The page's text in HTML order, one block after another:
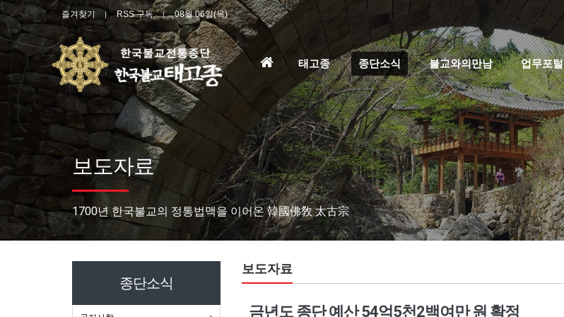
즐겨찾기 RSS 구독 08월 06일(목)
홈
태고종 종단소식 불교와의만남 업무포털
보도자료
1700년 한국불교의 정통법맥을 이어온 韓國佛敎 太古宗
보도자료
금년도 종단 예산 54억5천2백여만 원 확정
종단소식